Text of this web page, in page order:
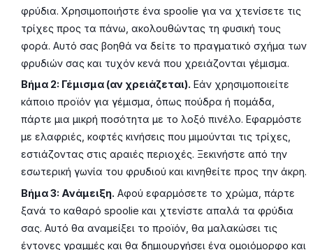
φρύδια. Χρησιμοποιήστε ένα spoolie για να χτενίσετε τις
τρίχες προς τα πάνω, ακολουθώντας τη φυσική τους
φορά. Αυτό σας βοηθά να δείτε το πραγματικό σχήμα των
φρυδιών σας και τυχόν κενά που χρειάζονται γέμισμα.
Βήμα 2: Γέμισμα (αν χρειάζεται). Εάν χρησιμοποιείτε
κάποιο προϊόν για γέμισμα, όπως πούδρα ή πομάδα,
πάρτε μια μικρή ποσότητα με το λοξό πινέλο. Εφαρμόστε
με ελαφριές, κοφτές κινήσεις που μιμούνται τις τρίχες,
εστιάζοντας στις αραιές περιοχές. Ξεκινήστε από την
εσωτερική γωνία του φρυδιού και κινηθείτε προς την άκρη.
Βήμα 3: Ανάμειξη. Αφού εφαρμόσετε το χρώμα, πάρτε
ξανά το καθαρό spoolie και χτενίστε απαλά τα φρύδια
σας. Αυτό θα αναμείξει το προϊόν, θα μαλακώσει τις
έντονες γραμμές και θα δημιουργήσει ένα ομοιόμορφο και